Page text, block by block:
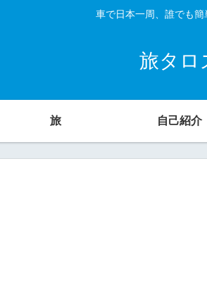
車で日本一周、誰でも簡
旅タロ
旅 自己紹介